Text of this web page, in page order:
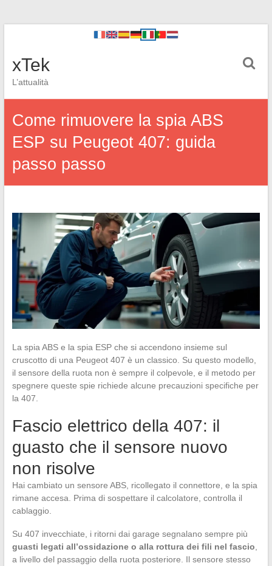
xTek
L’attualità
Come rimuovere la spia ABS
ESP su Peugeot 407: guida
passo passo
La spia ABS e la spia ESP che si accendono insieme sul
cruscotto di una Peugeot 407 è un classico. Su questo modello,
il sensore della ruota non è sempre il colpevole, e il metodo per
spegnere queste spie richiede alcune precauzioni specifiche per
la 407.
Fascio elettrico della 407: il
guasto che il sensore nuovo
non risolve
Hai cambiato un sensore ABS, ricollegato il connettore, e la spia
rimane accesa. Prima di sospettare il calcolatore, controlla il
cablaggio.
Su 407 invecchiate, i ritorni dai garage segnalano sempre più
guasti legati all’ossidazione o alla rottura dei fili nel fascio
a livello del passaggio della ruota posteriore. Il sensore stesso